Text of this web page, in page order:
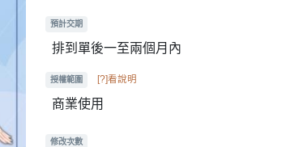
預計交期
排到單後一至兩個月內
授權範圍 [?]看說明
商業使用
修改次數